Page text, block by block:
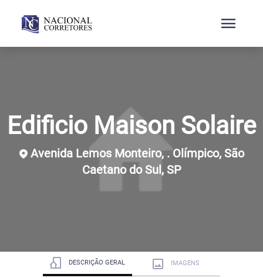
menu
Edificio Maison Solaire
Avenida Lemos Monteiro, . Olímpico, São
Caetano do Sul, SP
DESCRIÇÃO GERAL IMAGENS